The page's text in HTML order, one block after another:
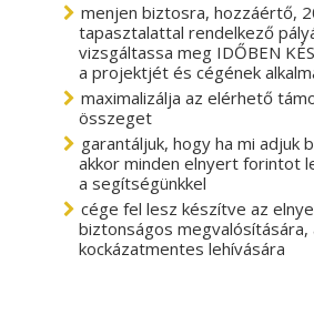
menjen biztosra, hozzáértő,
tapasztalattal rendelkező
vizsgáltassa meg IDŐBEN
a projektjét és cégének
maximalizálja az elérhető
összeget
garantáljuk, hogy ha mi adjuk
akkor minden elnyert forintot
a segítségünkkel
cége fel lesz készítve az
biztonságos megvalósítására,
kockázatmentes lehívására